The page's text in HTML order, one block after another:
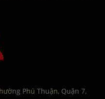
Phú Thuận, Quận 7,